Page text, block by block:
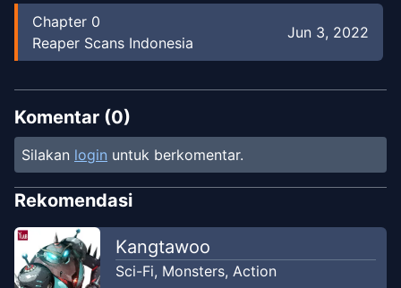
Chapter 0
Reaper Scans Indonesia
Jun 3, 2022
Komentar (0)
Silakan login untuk berkomentar.
Rekomendasi
Kangtawoo
Sci-Fi, Monsters, Action